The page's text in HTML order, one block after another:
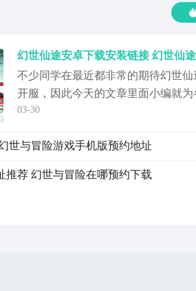
幻世仙途安卓下载安装链接 幻世仙
不少同学在最近都非常的期待幻世
开服，因此今天的文章里面小编就
幻世仙途安卓下载预约地址，如果说
这款手游的名字，你在最近一定听
那么小编下文...
03-30
世与冒险游戏手机版预约地址​
推荐 幻世与冒险在哪预约​下载